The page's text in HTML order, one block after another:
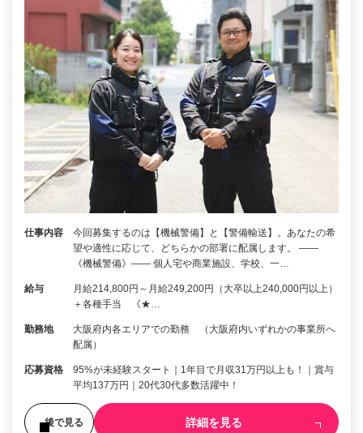
仕事内容
今回募集するのは【機械警備】と【警備輸送】。あなたの希
望や適性に応じて、どちらかの部署に配属します。 ――
《機械警備》―― 個人宅や商業施設、学校、一…
給与
月給214,800円～月給249,200円（大卒以上240,000円以上）
＋各種手当 《★…
勤務地
大阪府内各エリアでの勤務 （大阪府内いずれかの事業所へ
配属）
応募資格
95%が未経験スタート｜1年目で月収31万円以上も！｜賞与
平均137万円｜20代30代多数活躍中！
後で見る 詳細を見る